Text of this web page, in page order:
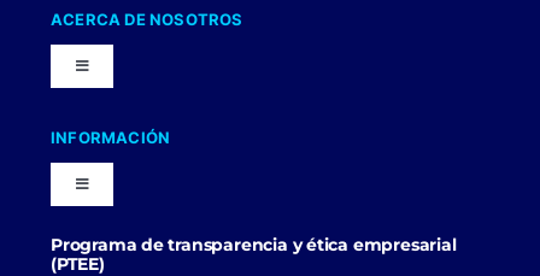
ACERCA DE NOSOTROS
Toggle
Navigation
Nuestra Compañia
Trabaja con nosotros
INFORMACIÓN
Toggle
Navigation
BlogPrograma de transparencia y ética empresarial
(PTEE)